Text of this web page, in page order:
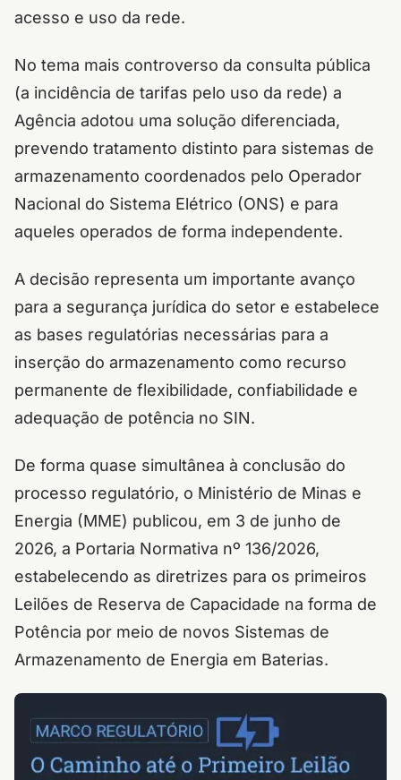
acesso e uso da rede.
No tema mais controverso da consulta pública
(a incidência de tarifas pelo uso da rede) a
Agência adotou uma solução diferenciada,
prevendo tratamento distinto para sistemas de
armazenamento coordenados pelo Operador
Nacional do Sistema Elétrico (ONS) e para
aqueles operados de forma independente.
A decisão representa um importante avanço
para a segurança jurídica do setor e estabelece
as bases regulatórias necessárias para a
inserção do armazenamento como recurso
permanente de flexibilidade, confiabilidade e
adequação de potência no SIN.
De forma quase simultânea à conclusão do
processo regulatório, o Ministério de Minas e
Energia (MME) publicou, em 3 de junho de
2026, a Portaria Normativa nº 136/2026,
estabelecendo as diretrizes para os primeiros
Leilões de Reserva de Capacidade na forma de
Potência por meio de novos Sistemas de
Armazenamento de Energia em Baterias.